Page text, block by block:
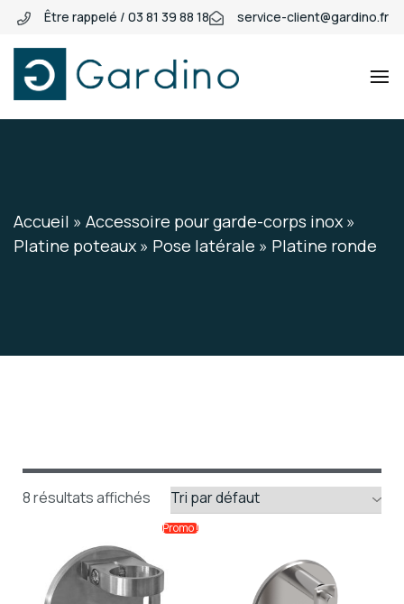
Être rappelé / 03 81 39 88 18 service-client@gardino.fr
Gardino
Gardino
Accueil » Accessoire pour garde-corps inox »
Platine poteaux » Pose latérale » Platine ronde
8 résultats affichés
Promo !